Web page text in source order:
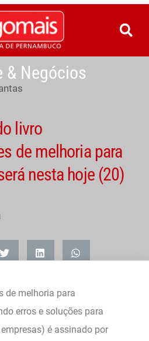
& Negócios
livro
de melhoria para
nesta hoje (20)
de melhoria para
erros e soluções para
é assinado por